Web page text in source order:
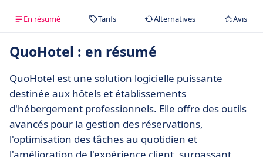
En résumé Tarifs Alternatives Avis
QuoHotel : en résumé
QuoHotel est une solution logicielle puissante
destinée aux hôtels et établissements
d'hébergement professionnels. Elle offre des outils
avancés pour la gestion des réservations,
l'optimisation des tâches au quotidien et